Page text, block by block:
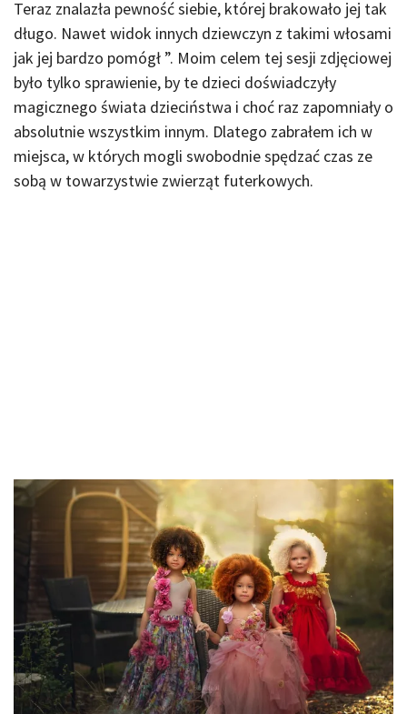
Teraz znalazła pewność siebie, której brakowało jej tak
długo. Nawet widok innych dziewczyn z takimi włosami
jak jej bardzo pomógł ”. Moim celem tej sesji zdjęciowej
było tylko sprawienie, by te dzieci doświadczyły
magicznego świata dzieciństwa i choć raz zapomniały o
absolutnie wszystkim innym. Dlatego zabrałem ich w
miejsca, w których mogli swobodnie spędzać czas ze
sobą w towarzystwie zwierząt futerkowych.